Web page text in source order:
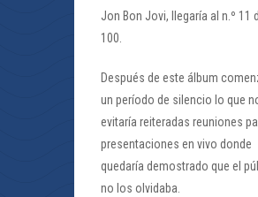
Jon Bon Jovi, llegaría al n.º 11
100.
Después de este álbum
un período de silencio lo que
evitaría reiteradas reuniones
presentaciones en vivo donde
quedaría demostrado que el
no los olvidaba.